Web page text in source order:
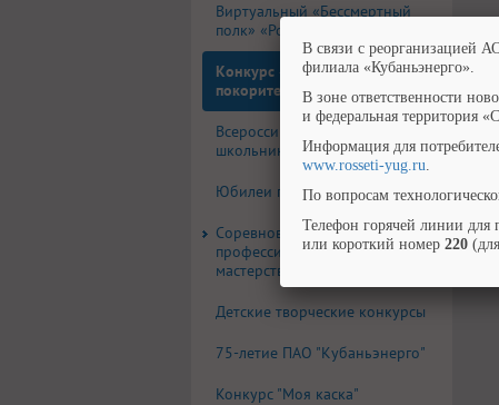
Виртуальный «Бессмертный
полк» «Россети Кубань»
Конкурс «Энергия
покорителей космоса»
Всероссийская олимпиада
школьников ПАО «Россети»
Юбилеи плана ГОЭЛРО
Соревнования по
профессиональному
мастерству
Детские творческие конкурсы
75-летие ПАО "Кубаньэнерго"
Конкурс "Моя каска"
В связи с реорганизацией
филиала «Кубаньэнерго».
В зоне ответственности
и федеральная территория
Информация для
www.rosseti-yug.ru.
По вопросам
Телефон горячей линии для
или короткий номер 220